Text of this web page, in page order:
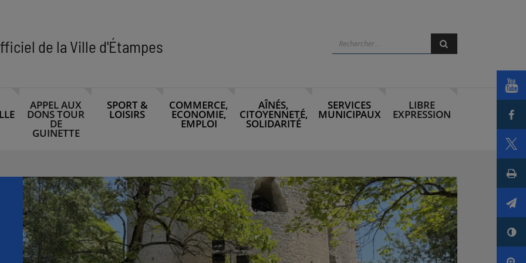
de la Ville d'Étampes Rechercher
APPEL AUX
DONS TOUR
DE
GUINETTE
SPORT &
LOISIRS
COMMERCE,
ECONOMIE,
EMPLOI
AÎNÉS,
CITOYENNETÉ,
SOLIDARITÉ
SERVICES
MUNICIPAUX
LIBRE
EXPRESSION